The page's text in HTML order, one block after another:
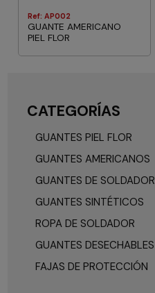
Ref: AP002
GUANTE AMERICANO
PIEL FLOR
CATEGORÍAS
GUANTES PIEL FLOR
GUANTES AMERICANOS
GUANTES DE SOLDADOR
GUANTES SINTÉTICOS
ROPA DE SOLDADOR
GUANTES DESECHABLES
FAJAS DE PROTECCIÓN